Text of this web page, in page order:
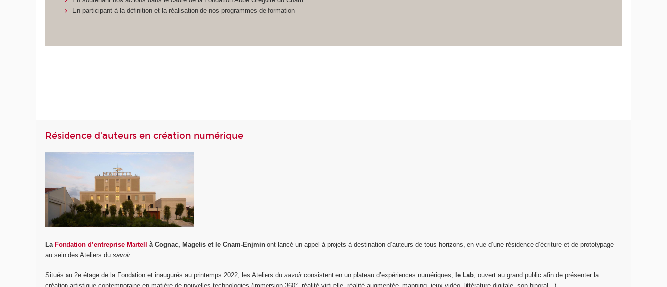
En participant à la définition et la réalisation de nos programmes de formation
Résidence d'auteurs en création numérique
LaFondation d’entreprise Martell à Cognac, Magelis et le Cnam-Enjmin ont lancé un appel à projets à destination d’auteurs de tous horizons, en vue d’une résidence d’écriture et de prototypage
au sein des Ateliers dusavoir.
Situés au 2e étage de la Fondation et inaugurés au printemps 2022, les Ateliers dusavoirconsistent en un plateau d’expériences numériques, le Lab, ouvert au grand public afin de présenter la
création artistique contemporaine en matière de nouvelles technologies (immersion 360°, réalité virtuelle, réalité augmentée, mapping, jeux vidéo, littérature digitale, son binoral...).